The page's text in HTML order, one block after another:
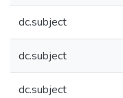
dc.subject
dc.subject
dc.subject